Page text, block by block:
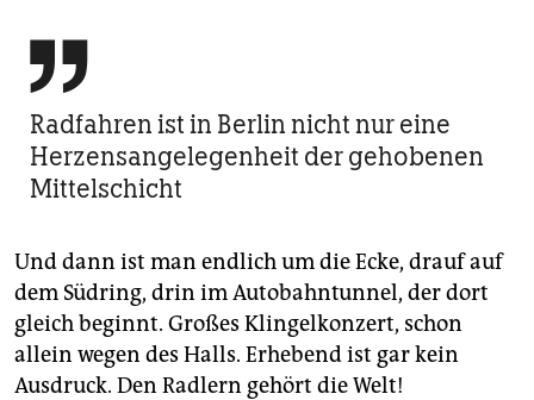

Radfahren ist in Berlin nicht nur eine
Herzensangelegenheit der gehobenen
Mittelschicht
Und dann ist man endlich um die Ecke, drauf auf
dem Südring, drin im Autobahntunnel, der dort
gleich beginnt. Großes Klingelkonzert, schon
allein wegen des Halls. Erhebend ist gar kein
Ausdruck. Den Radlern gehört die Welt!